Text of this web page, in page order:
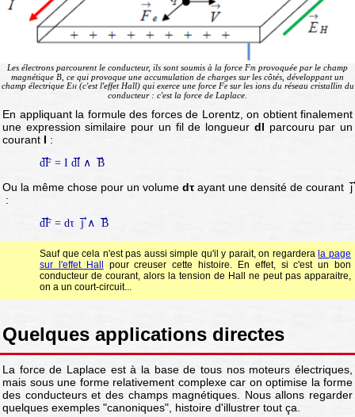
Les électrons parcourent le conducteur, ils sont soumis à la force Fm provoquée par le champ
magnétique B, ce qui provoque une accumulation de charges sur les côtés, développant un
champ électrique EH(c'est l'effet Hall) qui exerce une force Fesur les ions du réseau cristallin du
conducteur : c'est la force de Laplace.
En appliquant la formule des forces de Lorentz, on obtient finalement
une expression similaire pour un fil de longueur dl parcouru par un
courant I :
dF = I dl ∧ B
Ou la même chose pour un volume dτ ayant une densité de courant j
:
dF = dτ j∧ B
Sauf que cela n'est pas aussi simple qu'il y parait, on regardera la page
sur l'effet Hall
pour creuser cette histoire. En effet, si c'est un bon
conducteur de courant, alors la tension de Hall ne peut pas apparaitre,
on a un court-circuit...
Quelques applications directes
La force de Laplace est à la base de tous nos moteurs électriques,
mais sous une forme relativement complexe car on optimise la forme
des conducteurs et des champs magnétiques. Nous allons regarder
quelques exemples "canoniques", histoire d'illustrer tout ça.